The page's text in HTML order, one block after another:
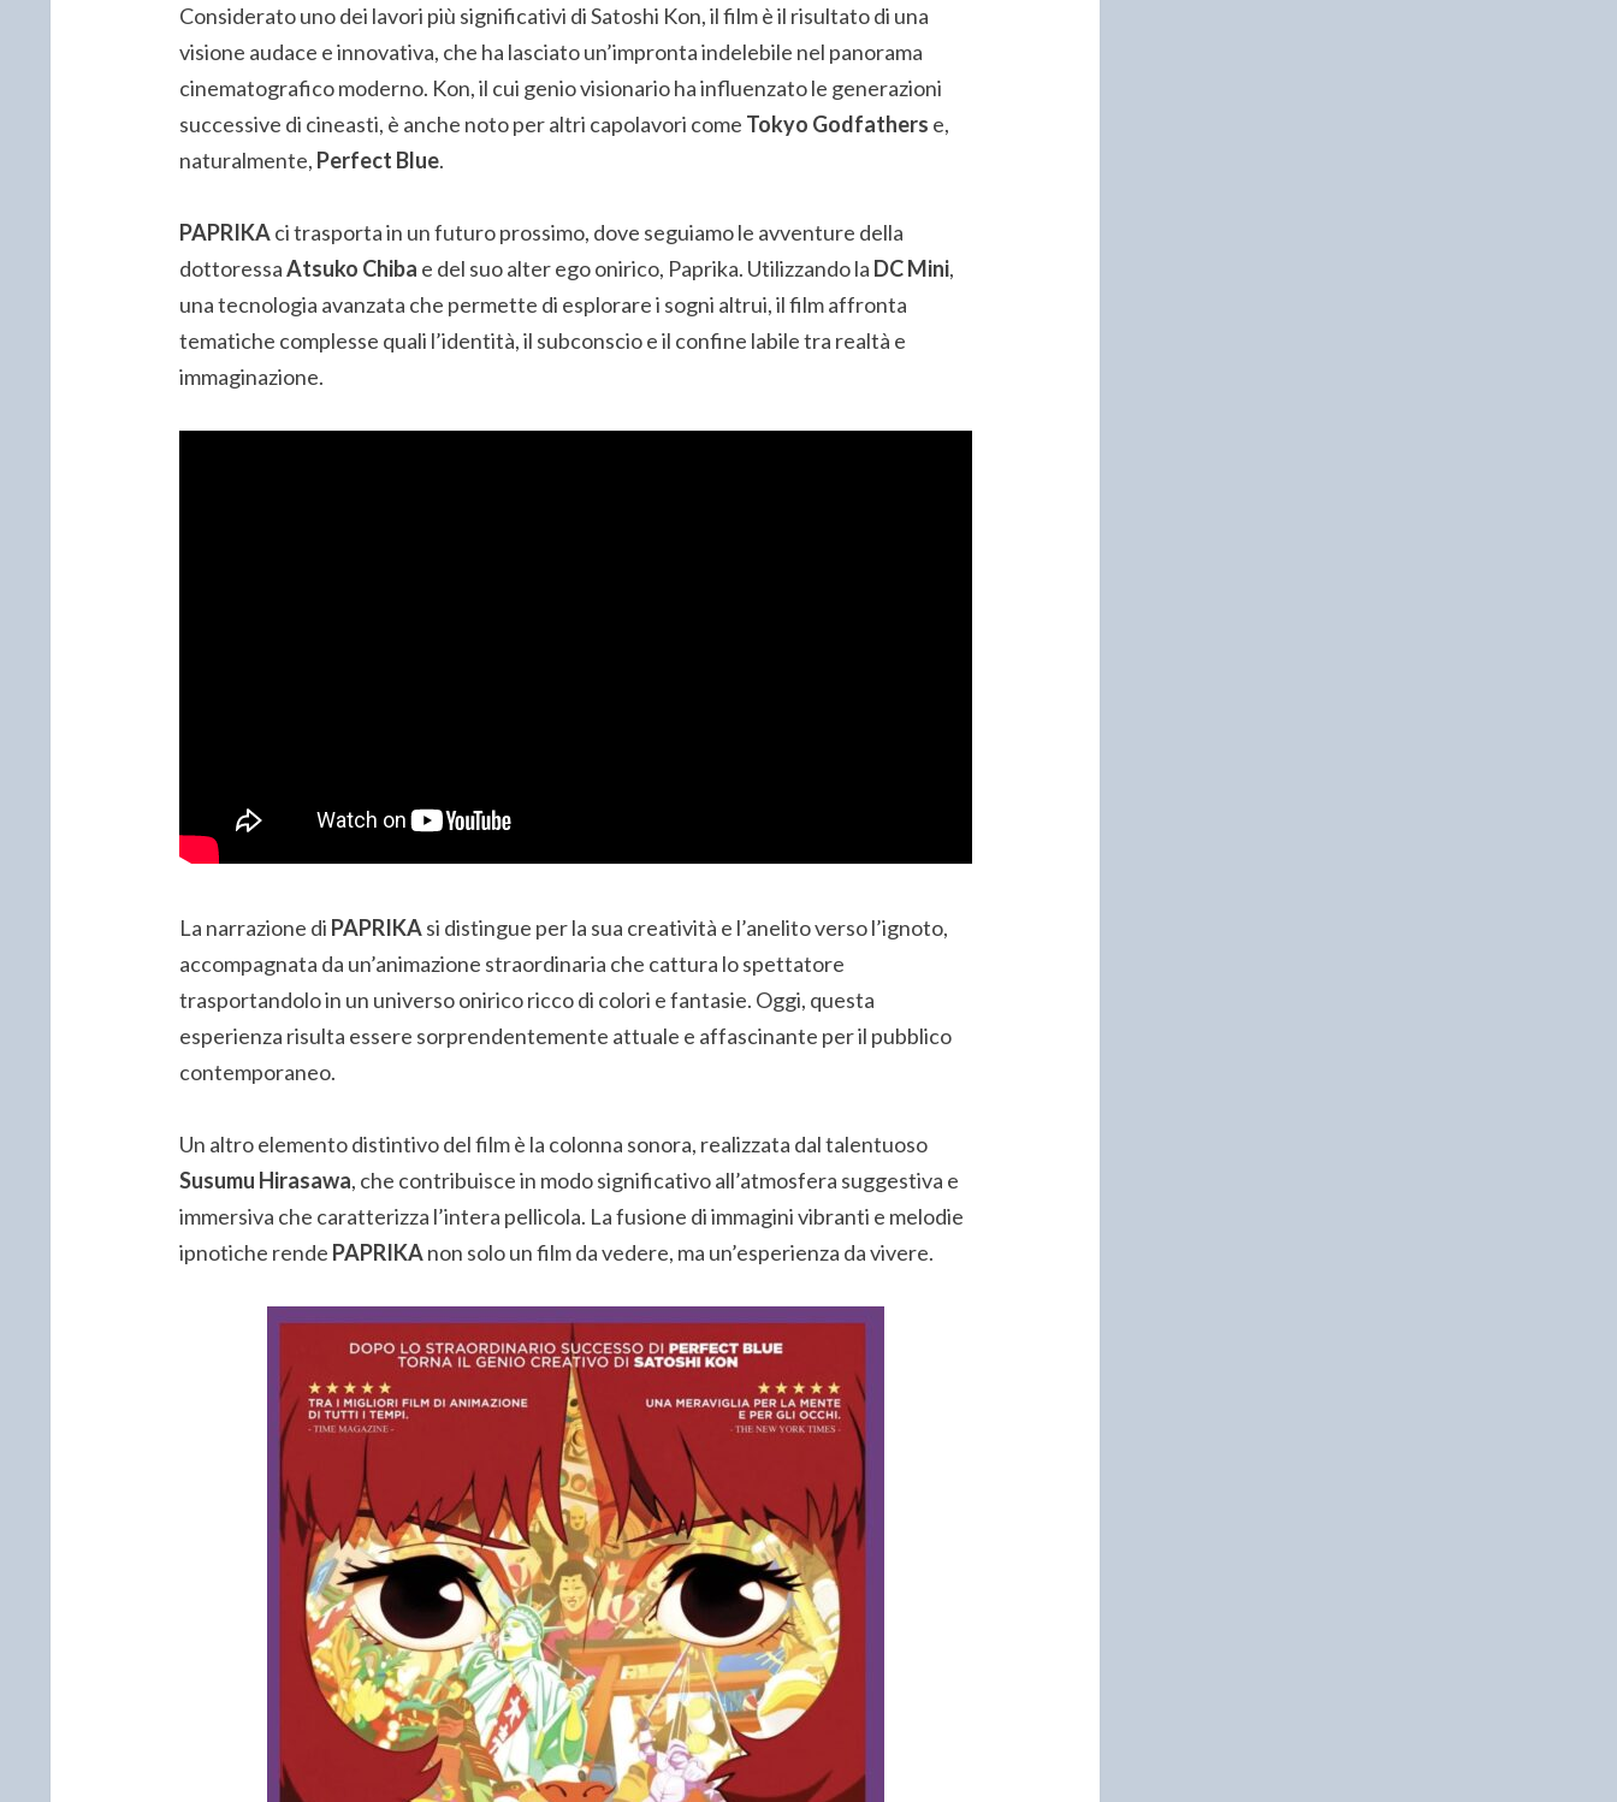
Considerato uno dei lavori più significativi di Satoshi Kon, il film è il risultato di una
visione audace e innovativa, che ha lasciato un’impronta indelebile nel panorama
cinematografico moderno. Kon, il cui genio visionario ha influenzato le generazioni
successive di cineasti, è anche noto per altri capolavori come Tokyo Godfathers e,
naturalmente, Perfect Blue.
PAPRIKAci trasporta in un futuro prossimo, dove seguiamo le avventure della
dottoressaAtsuko Chiba e del suo alter ego onirico, Paprika. Utilizzando la DC Mini,
una tecnologia avanzata che permette di esplorare i sogni altrui, il film affronta
tematiche complesse quali l’identità, il subconscio e il confine labile tra realtà e
immaginazione.
La narrazione di PAPRIKAsi distingue per la sua creatività e l’anelito verso l’ignoto,
accompagnata da un’animazione straordinaria che cattura lo spettatore
trasportandolo in un universo onirico ricco di colori e fantasie. Oggi, questa
esperienza risulta essere sorprendentemente attuale e affascinante per il pubblico
contemporaneo.
Un altro elemento distintivo del film è la colonna sonora, realizzata dal talentuoso
Susumu Hirasawa, che contribuisce in modo significativo all’atmosfera suggestiva e
immersiva che caratterizza l’intera pellicola. La fusione di immagini vibranti e melodie
ipnotiche rende PAPRIKAnon solo un film da vedere, ma un’esperienza da vivere.